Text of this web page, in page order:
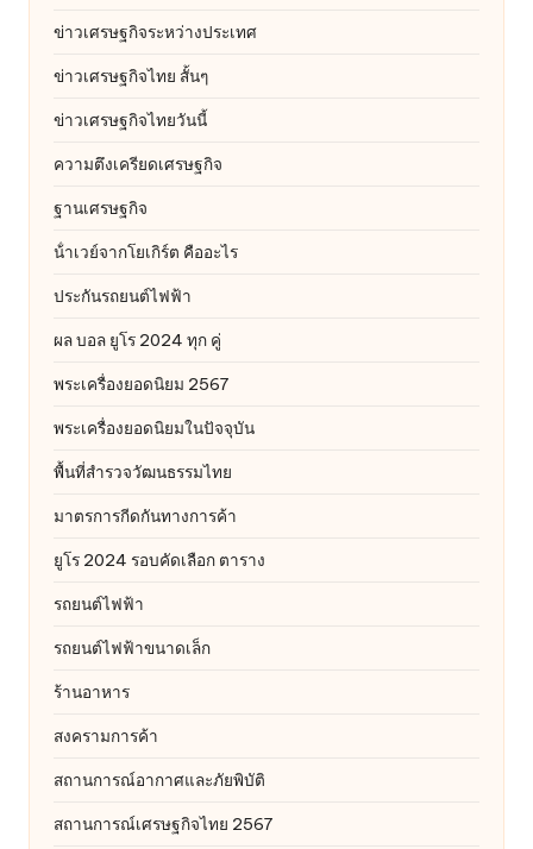
ข่าวเศรษฐกิจระหว่างประเทศ
ข่าวเศรษฐกิจไทย สั้นๆ
ข่าวเศรษฐกิจไทยวันนี้
ความตึงเครียดเศรษฐกิจ
ฐานเศรษฐกิจ
น้ําเวย์จากโยเกิร์ต คืออะไร
ประกันรถยนต์ไฟฟ้า
ผล บอล ยูโร 2024 ทุก คู่
พระเครื่องยอดนิยม 2567
พระเครื่องยอดนิยมในปัจจุบัน
พื้นที่สำรวจวัฒนธรรมไทย
มาตรการกีดกันทางการค้า
ยูโร 2024 รอบคัดเลือก ตาราง
รถยนต์ไฟฟ้า
รถยนต์ไฟฟ้าขนาดเล็ก
ร้านอาหาร
สงครามการค้า
สถานการณ์อากาศและภัยพิบัติ
สถานการณ์เศรษฐกิจไทย 2567